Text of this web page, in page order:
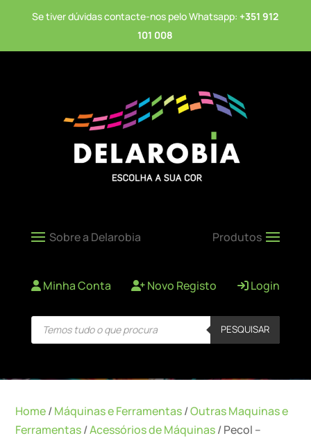
Se tiver dúvidas contacte-nos pelo Whatsapp: +351 912
101 008
Minha Conta Novo Registo Login
Products
search PESQUISAR
Home/Máquinas e Ferramentas/Outras Maquinas e
Ferramentas/Acessórios de Máquinas/ Pecol –